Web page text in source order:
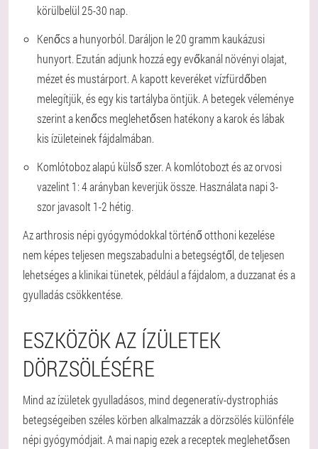
körülbelül 25-30 nap.
Kenőcs a hunyorból. Daráljon le 20 gramm kaukázusi
hunyort. Ezután adjunk hozzá egy evőkanál növényi olajat,
mézet és mustárport. A kapott keveréket vízfürdőben
melegítjük, és egy kis tartályba öntjük. A betegek véleménye
szerint a kenőcs meglehetősen hatékony a karok és lábak
kis ízületeinek fájdalmában.
Komlótoboz alapú külső szer. A komlótobozt és az orvosi
vazelint 1: 4 arányban keverjük össze. Használata napi 3-
szor javasolt 1-2 hétig.
Az arthrosis népi gyógymódokkal történő otthoni kezelése
nem képes teljesen megszabadulni a betegségtől, de teljesen
lehetséges a klinikai tünetek, például a fájdalom, a duzzanat és a
gyulladás csökkentése.
ESZKÖZÖK AZ ÍZÜLETEK
DÖRZSÖLÉSÉRE
Mind az ízületek gyulladásos, mind degeneratív-dystrophiás
betegségeiben széles körben alkalmazzák a dörzsölés különféle
népi gyógymódjait. A mai napig ezek a receptek meglehetősen